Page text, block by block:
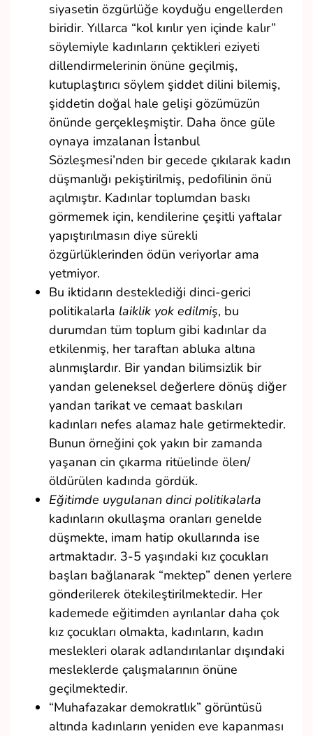
siyasetin özgürlüğe koyduğu engellerden
biridir. Yıllarca “kol kırılır yen içinde kalır”
söylemiyle kadınların çektikleri eziyeti
dillendirmelerinin önüne geçilmiş,
kutuplaştırıcı söylem şiddet dilini bilemiş,
şiddetin doğal hale gelişi gözümüzün
önünde gerçekleşmiştir. Daha önce güle
oynaya imzalanan İstanbul
Sözleşmesi’nden bir gecede çıkılarak kadın
düşmanlığı pekiştirilmiş, pedofilinin önü
açılmıştır. Kadınlar toplumdan baskı
görmemek için, kendilerine çeşitli yaftalar
yapıştırılmasın diye sürekli
özgürlüklerinden ödün veriyorlar ama
yetmiyor.
Bu iktidarın desteklediği dinci-gerici
politikalarla laiklik yok edilmiş, bu
durumdan tüm toplum gibi kadınlar da
etkilenmiş, her taraftan abluka altına
alınmışlardır. Bir yandan bilimsizlik bir
yandan geleneksel değerlere dönüş diğer
yandan tarikat ve cemaat baskıları
kadınları nefes alamaz hale getirmektedir.
Bunun örneğini çok yakın bir zamanda
yaşanan cin çıkarma ritüelinde ölen/
öldürülen kadında gördük.
Eğitimde uygulanan dinci politikalarla
kadınların okullaşma oranları genelde
düşmekte, imam hatip okullarında ise
artmaktadır. 3-5 yaşındaki kız çocukları
başları bağlanarak “mektep” denen yerlere
gönderilerek ötekileştirilmektedir. Her
kademede eğitimden ayrılanlar daha çok
kız çocukları olmakta, kadınların, kadın
meslekleri olarak adlandırılanlar dışındaki
mesleklerde çalışmalarının önüne
geçilmektedir.
“Muhafazakar demokratlık” görüntüsü
altında kadınların yeniden eve kapanması